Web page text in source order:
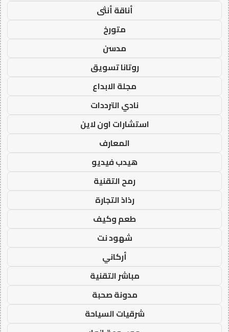
أناقة أنثى
متورخ
مدسن
روتانا تسويق
مجلة الابداع
نادي الترددات
استشارات اون لاين
المعارف
هيدب فيديو
رمح التقنية
رذاذ التجارة
طعم وكيف
شهود نت
أركاني
مباشر التقنية
مدونة صحبة
شرقيات السياحة